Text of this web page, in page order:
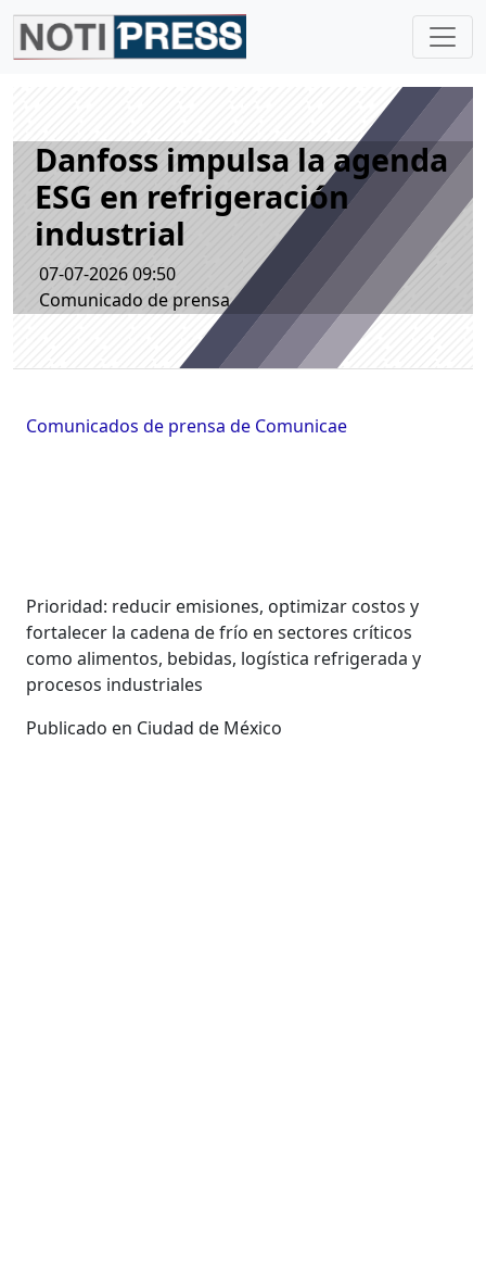
Danfoss impulsa la agenda
ESG en refrigeración
industrial
07-07-2026 09:50
Comunicado de prensa
Comunicados de prensa de Comunicae
Prioridad: reducir emisiones, optimizar costos y
fortalecer la cadena de frío en sectores críticos
como alimentos, bebidas, logística refrigerada y
procesos industriales
Publicado en Ciudad de México